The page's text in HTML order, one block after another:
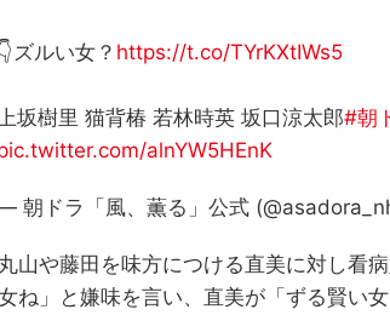
ズルい女？ https://t.co/TYrKXtIWs5
上坂樹里 猫背椿 若林時英 坂口涼太郎#朝
alnYW5HEnK
朝ドラ「風、薫る」公式
山や藤田を味方につける直美に対し看
ね」と嫌味を言い、直美が「ずる賢い